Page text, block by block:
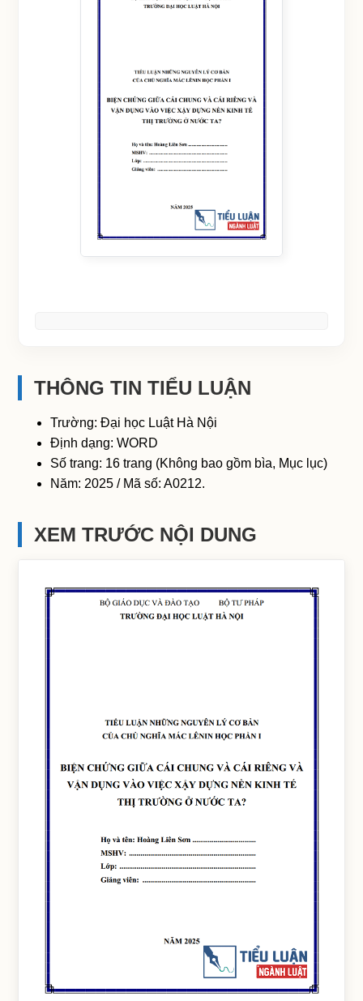
THÔNG TIN TIỂU LUẬN
Trường: Đại học Luật Hà Nội
Định dạng: WORD
Số trang: 16 trang (Không bao gồm bìa, Mục lục)
Năm: 2025 / Mã số: A0212.
XEM TRƯỚC NỘI DUNG